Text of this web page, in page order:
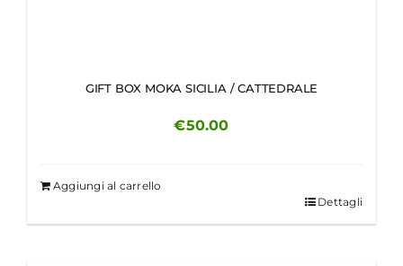
GIFT BOX MOKA SICILIA / CATTEDRALE
€50.00
Aggiungi al carrello
Dettagli